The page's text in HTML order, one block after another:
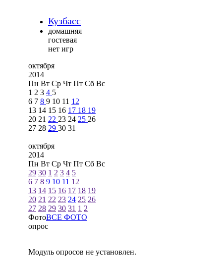
Кузбасс
домашняя
гостевая
нет игр
октября
2014
Пн Вт Ср Чт Пт Сб Вс
1 2 3 4 5
6 7 8 9 10 11 12
13 14 15 16 17 18 19
20 21 22 23 24 25 26
27 28 29 30 31
октября
2014
Пн Вт Ср Чт Пт Сб Вс
29 30 1 2 3 4 5
6 7 8 9 10 11 12
13 14 15 16 17 18 19
20 21 22 23 24 25 26
27 28 29 30 31 1 2
ФотоВСЕ ФОТО
опрос
Модуль опросов не установлен.